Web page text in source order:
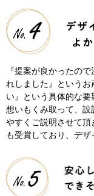
『提案が良かったの
れしました』という
い』という具体的な
想いもくみ取って、設
やすくご説明させて
も受賞しており、デザ